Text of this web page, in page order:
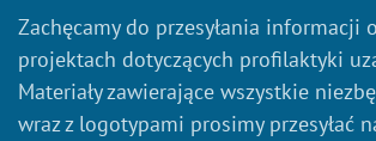
Zachęcamy do przesyłania informacji
projektach dotyczących profilaktyki
Materiały zawierające wszystkie
wraz z logotypami prosimy przesyłać